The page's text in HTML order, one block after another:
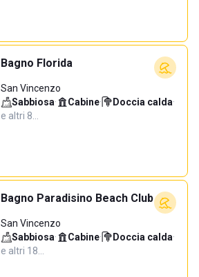
Bagno Florida
San Vincenzo
Sabbiosa· Cabine· Doccia calda·
e altri 8…
Bagno Paradisino Beach Club
San Vincenzo
Sabbiosa· Cabine· Doccia calda·
e altri 18…